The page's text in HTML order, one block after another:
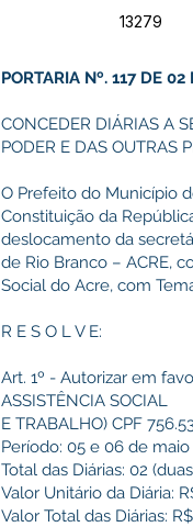
13279
PORTARIA Nº. 117 DE
CONCEDER DIÁRIAS A
PODER E DAS OUTRAS
O Prefeito do Município
Constituição da
deslocamento da
de Rio Branco – ACRE,
Social do Acre, com
R E S O L V E:
Art. 1º - Autorizar em
ASSISTÊNCIA SOCIAL
E TRABALHO) CPF
Período: 05 e 06 de maio
Total das Diárias: 02
Valor Unitário da Diária:
Valor Total das Diárias: